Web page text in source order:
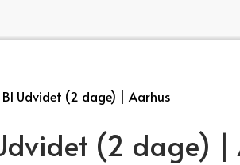
BI Udvidet (2 dage) | Aarhus
(2 dage) |